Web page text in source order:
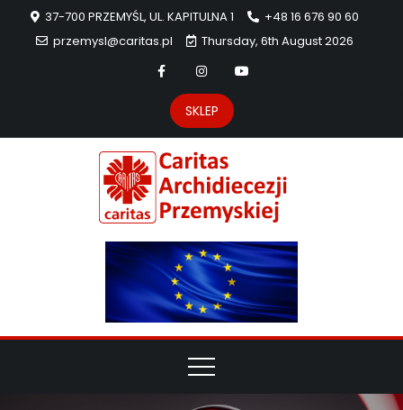
37-700 PRZEMYŚL, UL. KAPITULNA 1
+48 16 676 90 60
przemysl@caritas.pl
Thursday, 6th August 2026
SKLEP